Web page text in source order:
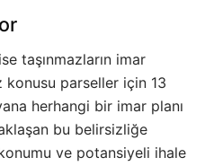
taşınmazların imar
konusu parseller için 13
herhangi bir imar planı
bu belirsizliğe
ve potansiyeli ihale